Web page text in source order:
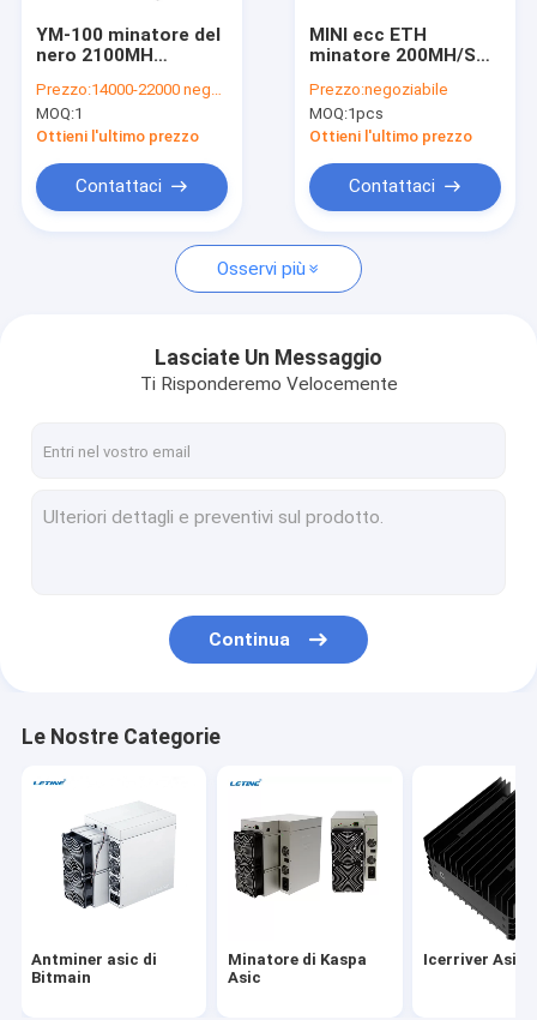
Contattaci
Notizie
Minatore di Kaspa Asic
Icerriver Asic Miner
Minatore di Jas
minatore del iBeLink
Minatore Graphic Card
Estrazione mineraria del disco rigido
YM-100 minatore del
nero 2100MH
di serie YM-105 YM-
108
Prezzo:14000-22000 negotiable
MOQ:1
Ottieni l'ultimo prezzo
Contattaci
MINI ecc ETH
minatore 200MH/S
rumore di YM-200
cripto
Prezzo:negoziabile
MOQ:1pcs
Ottieni l'ultimo prezzo
Contattaci
Osservi più
Lasciate Un Messaggio
Ti Risponderemo Velocemente
Continua
Le Nostre Categorie
Antminer asic di
Bitmain
Minatore di Kaspa
Asic
Icerriver Asic